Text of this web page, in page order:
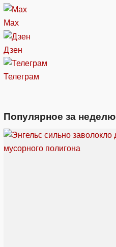
Max
Дзен
Телеграм
Популярное за неделю